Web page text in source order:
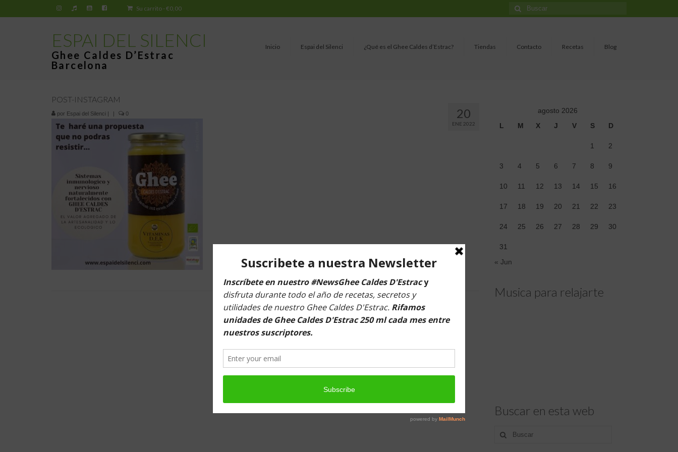
Su carrito -€0,00
Buscar
por:
ESPAI DEL SILENCI
Ghee Caldes D’Estrac
Barcelona
Inicio Espai del Silenci ¿Qué es el Ghee Caldes d’Estrac? Tiendas Contacto Recetas Blog
20
ENE 2022
POST-INSTAGRAM
por Espai del Silenci | | 0
agosto 2026
L
M X J V S D
1 2
3 4 5 6 7 8 9
10 11 12 13 14 15 16
17 18 19 20 21 22 23
24 25 26 27 28 29 30
31
« Jun
Musica para relajarte
Buscar en esta web
Buscar
por: